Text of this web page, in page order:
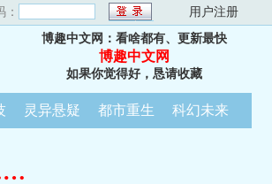
： 用户注册
博趣中文网：看啥都有、更新最快
博趣中文网
如果你觉得好，恳请收藏
灵异悬疑 都市重生 科幻未来